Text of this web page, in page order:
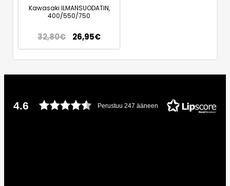
Kawasaki ILMANSUODATIN,
400/550/750
32,80€ 26,95€
4.6 Perustuu 247 ääneen